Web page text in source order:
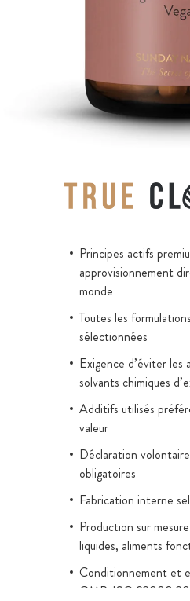
Principes actifs
approvisionnement
monde
Toutes les
sélectionnées
Exigence d’éviter
solvants chimiques
Additifs utilisés
valeur
Déclaration
obligatoires
Fabrication interne
Production sur
liquides, aliments
Conditionnement et
GMP, ISO